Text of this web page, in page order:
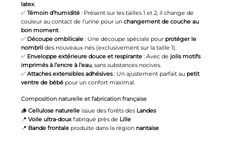
latex.
✅ Témoin d’humidité: Présent sur les tailles 1 et 2, il change de
couleur au contact de l’urine pour un changement de couche au
bon moment.
✅ Découpe ombilicale: Une découpe spéciale pour protéger le
nombrildes nouveaux-nés (exclusivement sur la taille 1).
✅ Enveloppe extérieure douce et respirante: Avec de jolis motifs
imprimés à l’encre à l’eau, sans substances nocives.
✅ Attaches extensibles adhésives: Un ajustement parfait au petit
ventre de bébépour un confort maximal.
Composition naturelle et fabrication française
🪵 Cellulose naturelleissue des forêts des Landes
📍 Voile ultra-douxfabriqué près de Lille
📍 Bande frontaleproduite dans la région nantaise